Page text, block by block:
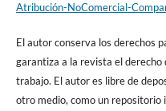
Atribución-NoComercial-
El autor conserva los derechos
garantiza a la revista el
trabajo. El autor es libre de
otro medio, como un repositorio